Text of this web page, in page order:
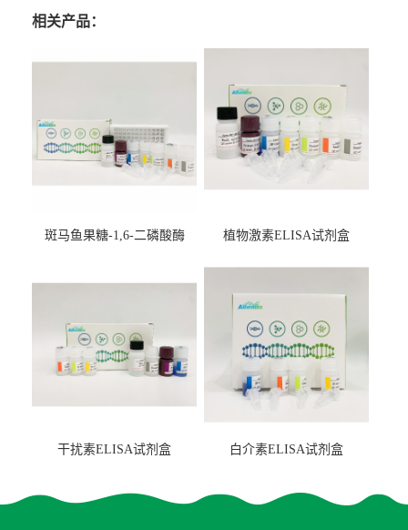
相关产品：
斑马鱼果糖-1,6-二磷酸酶
盒
植物激素ELISA试剂盒
干扰素ELISA试剂盒 白介素ELISA试剂盒